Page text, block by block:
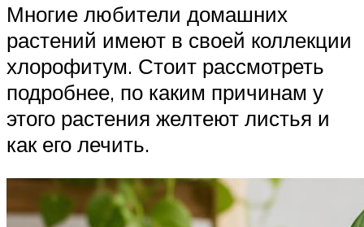
Многие любители домашних
растений имеют в своей коллекции
хлорофитум. Стоит рассмотреть
подробнее, по каким причинам у
этого растения желтеют листья и
как его лечить.